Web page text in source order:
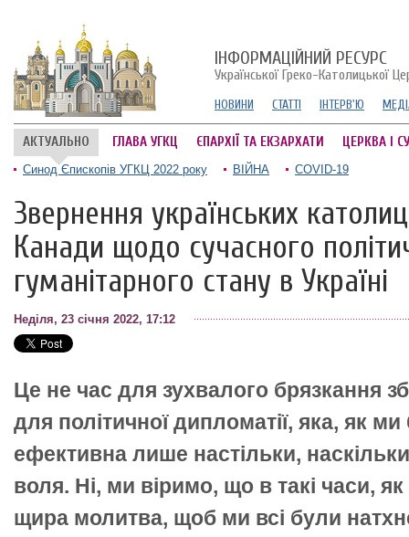
ІНФОРМАЦІЙНИЙ РЕСУРС
Української Греко-Католицької
НОВИНИ СТАТТІ ІНТЕРВ'Ю
АКТУАЛЬНО ГЛАВА УГКЦ ЄПАРХІЇ ТА ЕКЗАРХАТИ ЦЕРКВА І
Синод Єпископів УГКЦ 2022 року ВІЙНА COVID-19
Звернення українських
Канади щодо сучасного
гуманітарного стану в Україні
Неділя, 23 січня 2022, 17:12
Це не час для зухвалого брязкання
для політичної дипломатії, яка, як
ефективна лише настільки,
воля. Ні, ми віримо, що в такі часи, як
щира молитва, щоб ми всі були